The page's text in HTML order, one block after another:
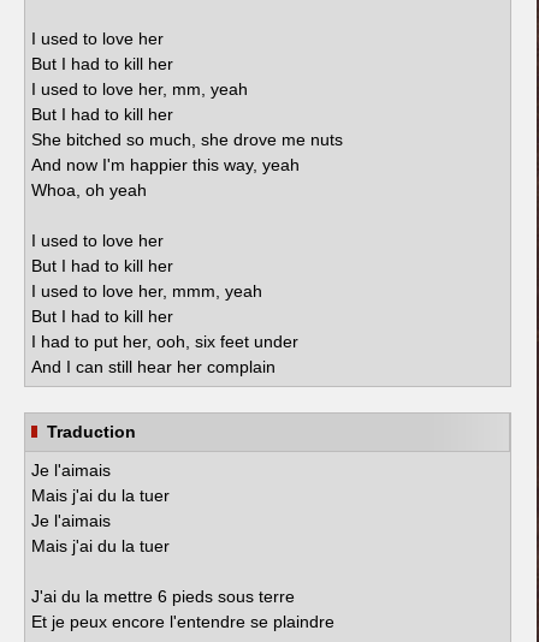
I used to love her
But I had to kill her
I used to love her, mm, yeah
But I had to kill her
She bitched so much, she drove me nuts
And now I'm happier this way, yeah
Whoa, oh yeah
I used to love her
But I had to kill her
I used to love her, mmm, yeah
But I had to kill her
I had to put her, ooh, six feet under
And I can still hear her complain
Traduction
Je l'aimais
Mais j'ai du la tuer
Je l'aimais
Mais j'ai du la tuer
J'ai du la mettre 6 pieds sous terre
Et je peux encore l'entendre se plaindre